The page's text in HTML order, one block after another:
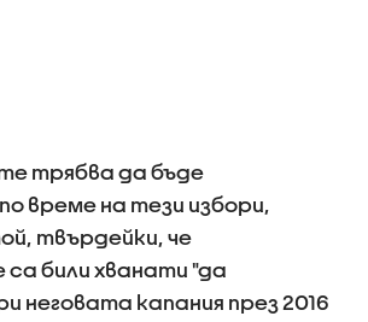
трябва да бъде
време на тези избори,
твърдейки, че
били хванати "да
неговата капания през 2016